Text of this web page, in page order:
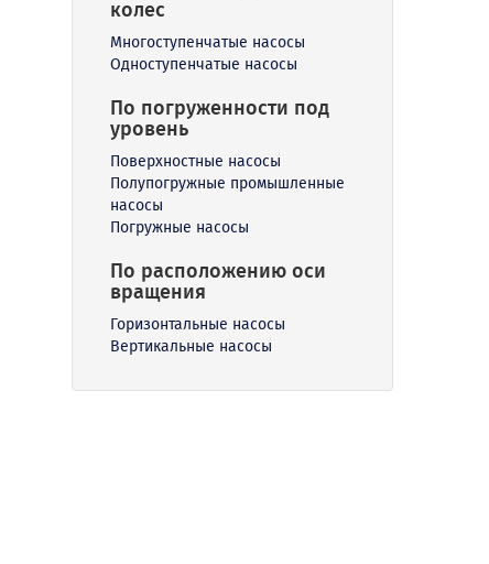
колес
Многоступенчатые насосы
Одноступенчатые насосы
По погруженности под
уровень
Поверхностные насосы
Полупогружные промышленные
насосы
Погружные насосы
По расположению оси
вращения
Горизонтальные насосы
Вертикальные насосы